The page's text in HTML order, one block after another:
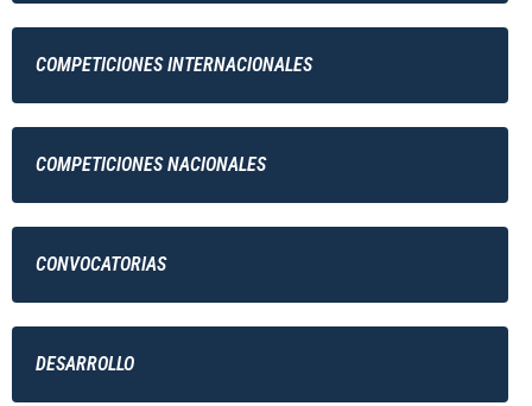
COMPETICIONES INTERNACIONALES
COMPETICIONES NACIONALES
CONVOCATORIAS
DESARROLLO